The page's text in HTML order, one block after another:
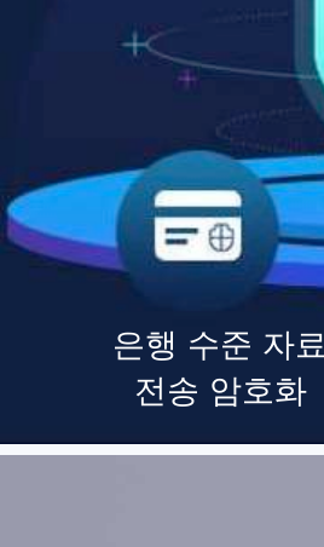
은행 수준 자료
전송 암호화